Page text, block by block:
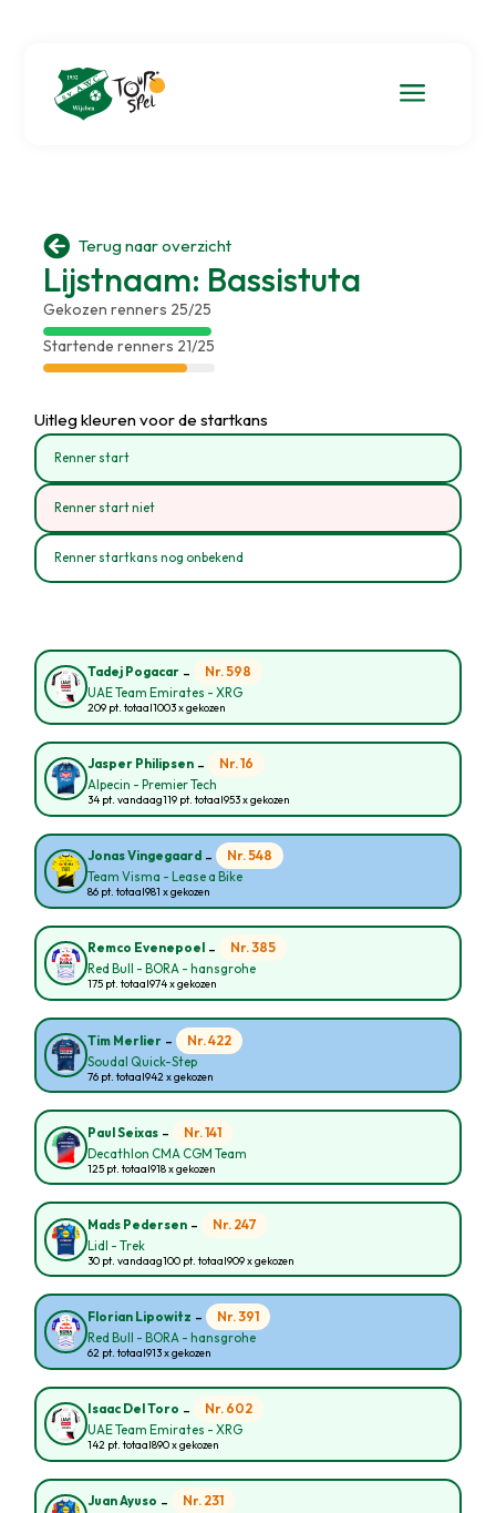
a
 Terug naar overzicht
Lijstnaam: Bassistuta
Gekozen renners 25/25
Startende renners 21/25
Uitleg kleuren voor de startkans
Renner start
Renner start niet
Renner startkans nog onbekend
Tadej Pogacar - Nr. 598
UAE Team Emirates - XRG
209 pt. totaal1003 x gekozen
Jasper Philipsen - Nr. 16
Alpecin - Premier Tech
34 pt. vandaag119 pt. totaal953 x gekozen
Jonas Vingegaard - Nr. 548
Team Visma - Lease a Bike
86 pt. totaal981 x gekozen
Remco Evenepoel - Nr. 385
Red Bull - BORA - hansgrohe
175 pt. totaal974 x gekozen
Tim Merlier - Nr. 422
Soudal Quick-Step
76 pt. totaal942 x gekozen
Paul Seixas - Nr. 141
Decathlon CMA CGM Team
125 pt. totaal918 x gekozen
Mads Pedersen - Nr. 247
Lidl - Trek
30 pt. vandaag100 pt. totaal909 x gekozen
Florian Lipowitz - Nr. 391
Red Bull - BORA - hansgrohe
62 pt. totaal913 x gekozen
Isaac Del Toro - Nr. 602
UAE Team Emirates - XRG
142 pt. totaal890 x gekozen
Juan Ayuso - Nr. 231